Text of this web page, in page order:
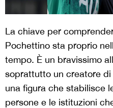
La chiave per
Pochettino sta proprio
tempo. È un bravissimo
soprattutto un creatore
una figura che stabilisce
persone e le istituzioni